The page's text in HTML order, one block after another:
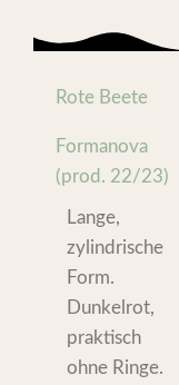
Rote Beete
Formanova
(prod. 22/23)
Lange,
zylindrische
Form.
Dunkelrot,
praktisch
ohne Ringe.